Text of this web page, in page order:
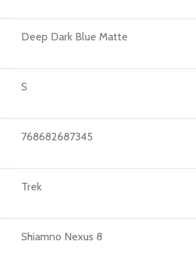
Deep Dark Blue Matte
S
768682687345
Trek
Shiamno Nexus 8